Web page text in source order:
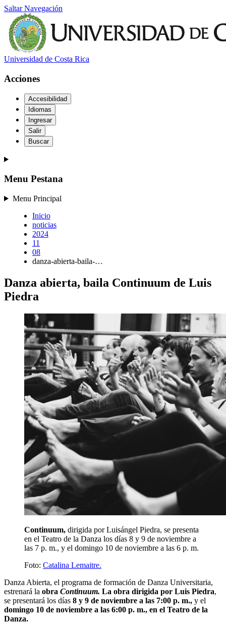
Saltar Navegación
Universidad de Costa Rica
Acciones
Accesibilidad
Idiomas
Ingresar
Salir
Buscar
Menu Pestana
Menu Principal
Inicio
noticias
2024
11
08
danza-abierta-baila-…
Danza abierta, baila Continuum de Luis
Piedra
Continuum, dirigida por Luisángel Piedra, se presenta
en el Teatro de la Danza los días 8 y 9 de noviembre a
las 7 p. m., y el domingo 10 de noviembre a las 6 p. m.
Foto: Catalina Lemaitre.
Danza Abierta, el programa de formación de Danza Universitaria,
estrenará la obra Continuum. La obra dirigida por Luis Piedra,
se presentará los días 8 y 9 de noviembre a las 7:00 p. m., y el
domingo 10 de noviembre a las 6:00 p. m., en el Teatro de la
Danza.